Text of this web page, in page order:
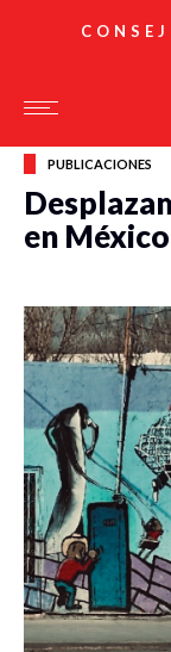
PUBLICACIONES
en México